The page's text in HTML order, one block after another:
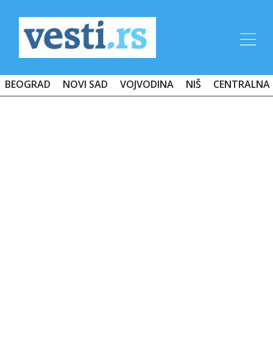
BEOGRAD NOVI SAD VOJVODINA NIŠ CENTRALNA